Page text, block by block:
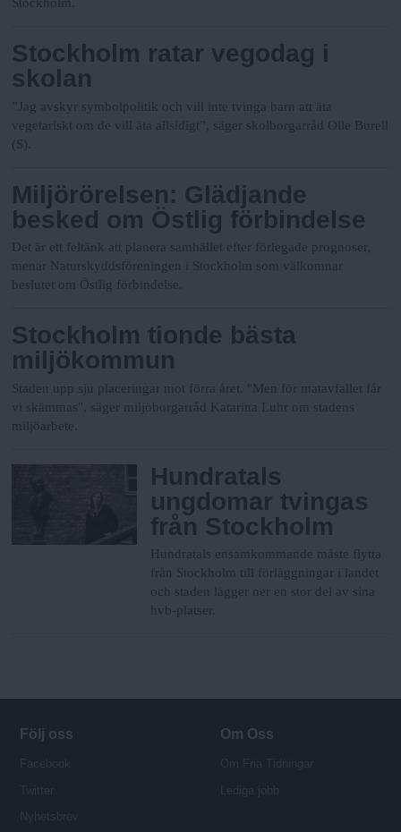
Stockholm ratar vegodag i
skolan
”Jag avskyr symbolpolitik och vill inte tvinga barn att äta
vegetariskt om de vill äta allsidigt”, säger skolborgarråd Olle Burell
(S).
Miljörörelsen: Glädjande
besked om Östlig förbindelse
Det är ett feltänk att planera samhället efter förlegade prognoser,
menar Naturskyddsföreningen i Stockholm som välkomnar
beslutet om Östlig förbindelse.
Stockholm tionde bästa
miljökommun
Staden upp sju placeringar mot förra året. "Men för matavfallet får
vi skämmas", säger miljöborgarråd Katarina Luhr om stadens
miljöarbete.
Hundratals
ungdomar tvingas
från Stockholm
Hundratals ensamkommande måste flytta
från Stockholm till förläggningar i landet
och staden lägger ner en stor del av sina
hvb-platser.
Följ oss Om Oss